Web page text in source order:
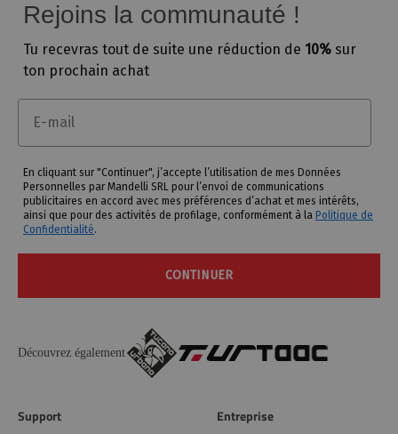
Rejoins la communauté !
Tu recevras tout de suite une réduction de 10% sur
ton prochain achat
Email
En cliquant sur "Continuer", j’accepte l’utilisation de mes Données
Personnelles par Mandelli SRL pour l’envoi de communications
publicitaires en accord avec mes préférences d’achat et mes intérêts,
ainsi que pour des activités de profilage, conformément à la Politique de
Confidentialité.
CONTINUER
Découvrez également
Support
Entreprise